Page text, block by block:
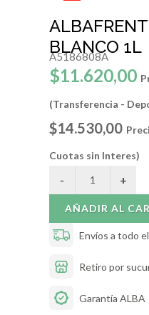
BLANCO 1L
A5186808A
$11.620,00
(Transferencia -
$14.530,00
Cuotas sin Interes)
AÑADIR
Envíos a todo
Retiro por
Garantía ALBA